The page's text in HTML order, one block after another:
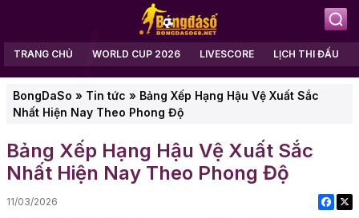
TRANG CHỦ WORLD CUP 2026 LIVESCORE LỊCH THI ĐẤU
BongDaSo » Tin tức » Bảng Xếp Hạng Hậu Vệ Xuất Sắc
Nhất Hiện Nay Theo Phong Độ
Bảng Xếp Hạng Hậu Vệ Xuất Sắc
Nhất Hiện Nay Theo Phong Độ
11/03/2026